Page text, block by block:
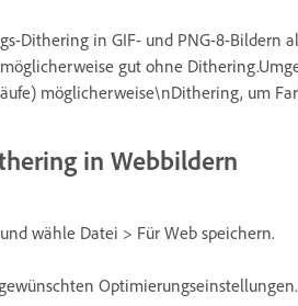
Dithering in GIF- und PNG-8-Bildern
gut ohne
möglicherweise\nDithering, um
in Webbildern
wähle Datei > Für Web speichern.
Optimierungseinstellungen.